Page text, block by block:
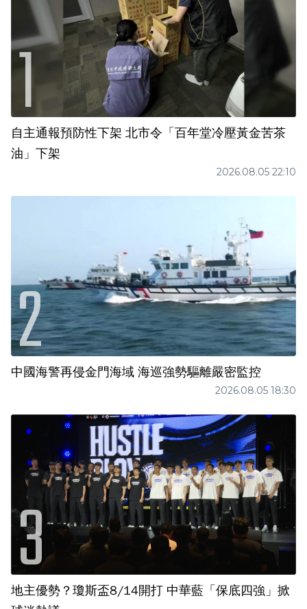
自主通報預防性下架 北市令「百年堂冷壓黃金苦茶
油」下架
2026.08.05 22:10
中國海警再侵金門海域 海巡強勢驅離嚴密監控
2026.08.05 18:30
地主優勢？瓊斯盃8/14開打 中華藍「保底四強」掀